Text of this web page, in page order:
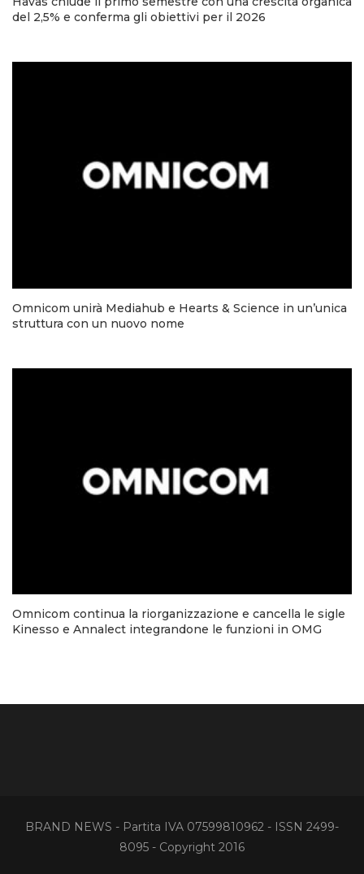
del 2,5% e conferma gli obiettivi per il 2026
Omnicom unirà Mediahub e Hearts & Science in un’unica
struttura con un nuovo nome
Omnicom continua la riorganizzazione e cancella le sigle
Kinesso e Annalect integrandone le funzioni in OMG
BRAND NEWS - Partita IVA 07599810962 - ISSN 2499-
8095 - Copyright 2016